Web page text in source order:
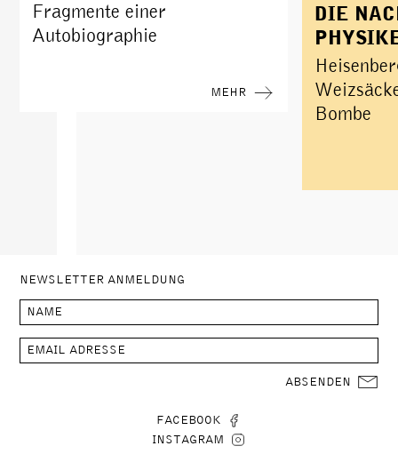
Fragmente einer
Autobiographie
MEHR
DIE
Bombe
NEWSLETTER ANMELDUNG
ABSENDEN
FACEBOOK
INSTAGRAM